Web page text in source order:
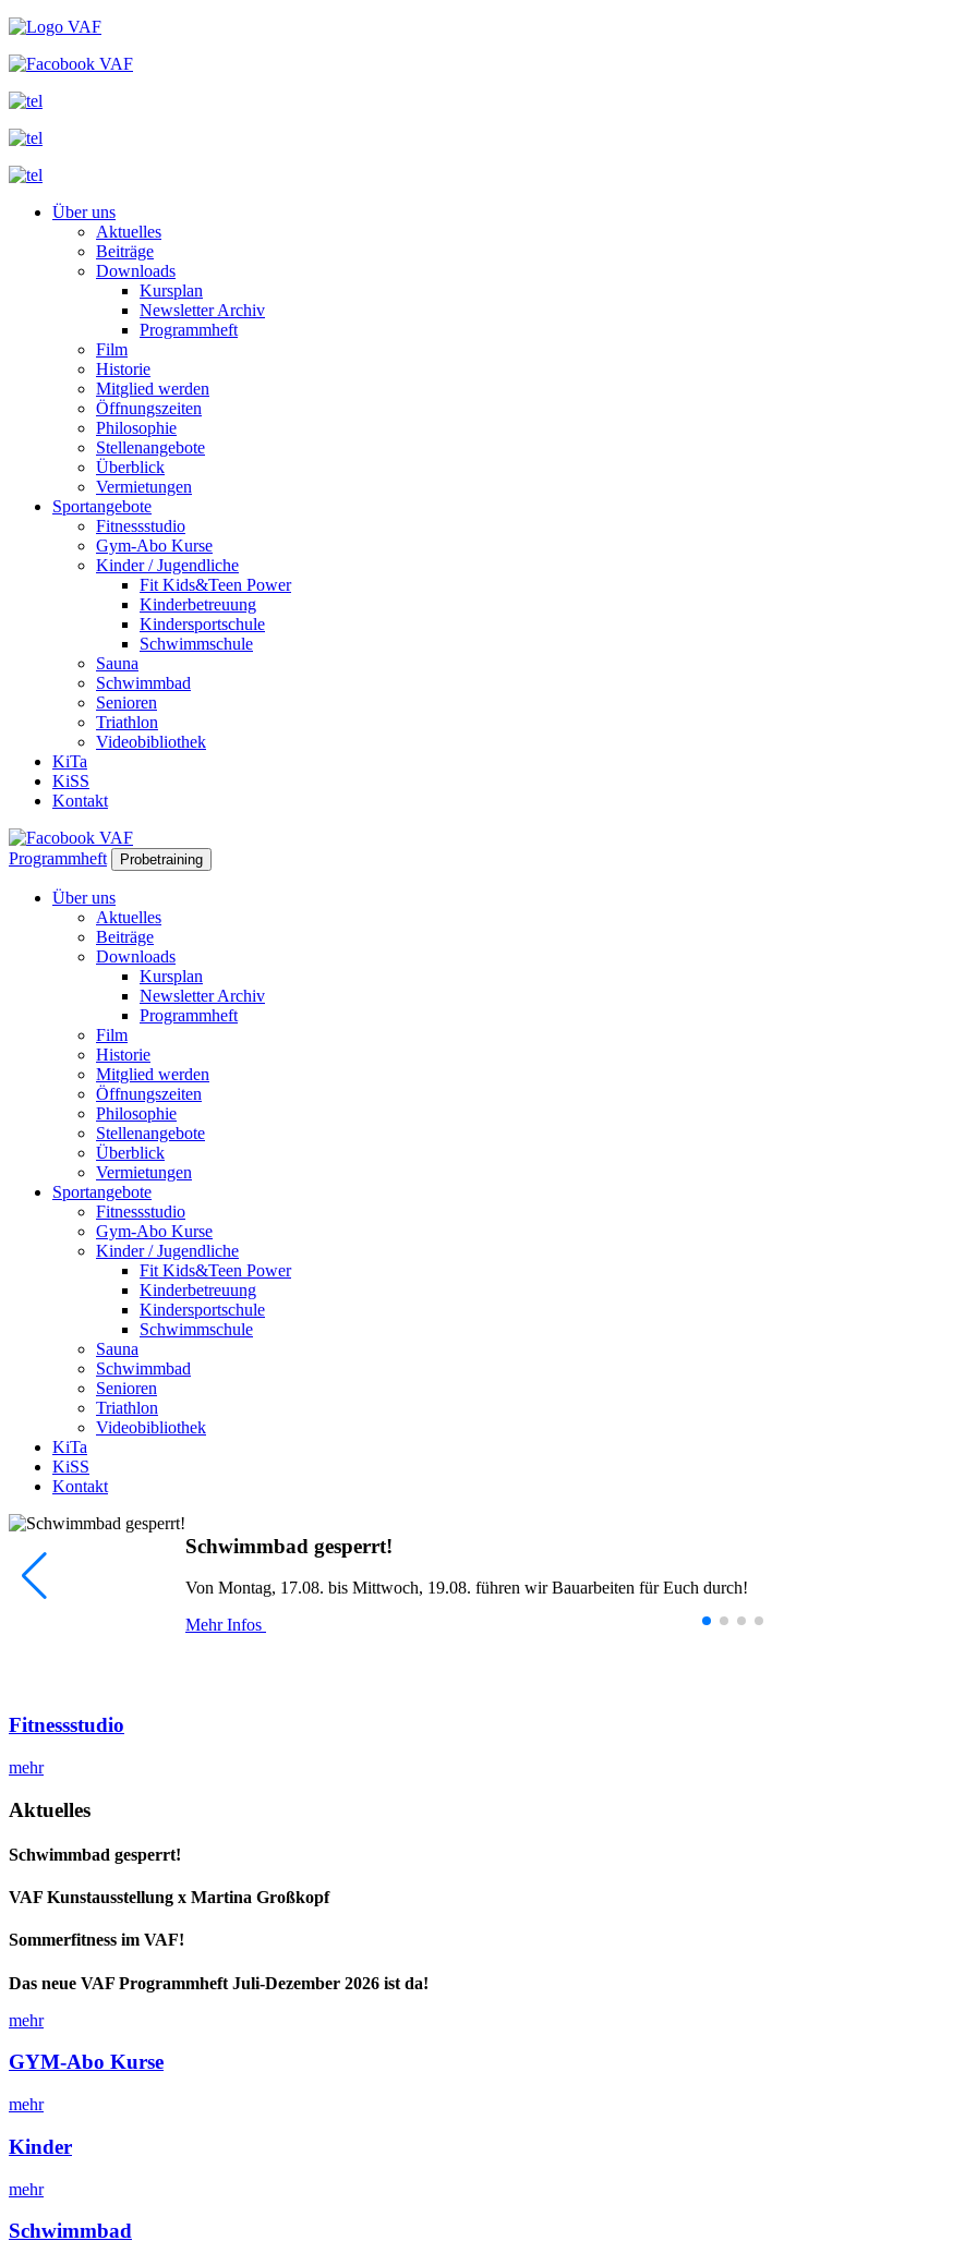
Über uns
Aktuelles
Beiträge
Downloads
Kursplan
Newsletter Archiv
Programmheft
Film
Historie
Mitglied werden
Öffnungszeiten
Philosophie
Stellenangebote
Überblick
Vermietungen
Sportangebote
Fitnessstudio
Gym-Abo Kurse
Kinder / Jugendliche
Fit Kids&Teen Power
Kinderbetreuung
Kindersportschule
Schwimmschule
Sauna
Schwimmbad
Senioren
Triathlon
Videobibliothek
KiTa
KiSS
Kontakt
Programmheft Probetraining
Über uns
Aktuelles
Beiträge
Downloads
Kursplan
Newsletter Archiv
Programmheft
Film
Historie
Mitglied werden
Öffnungszeiten
Philosophie
Stellenangebote
Überblick
Vermietungen
Sportangebote
Fitnessstudio
Gym-Abo Kurse
Kinder / Jugendliche
Fit Kids&Teen Power
Kinderbetreuung
Kindersportschule
Schwimmschule
Sauna
Schwimmbad
Senioren
Triathlon
Videobibliothek
KiTa
KiSS
Kontakt
Schwimmbad gesperrt!
Von Montag, 17.08. bis Mittwoch, 19.08. führen wir Bauarbeiten für Euch durch!
Mehr Infos
Fitnessstudio
mehr
Aktuelles
Schwimmbad gesperrt!
VAF Kunstausstellung x Martina Großkopf
Sommerfitness im VAF!
Das neue VAF Programmheft Juli-Dezember 2026 ist da!
mehr
GYM-Abo Kurse
mehr
Kinder
mehr
Schwimmbad